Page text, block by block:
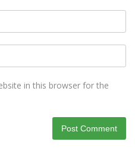
in this browser for the